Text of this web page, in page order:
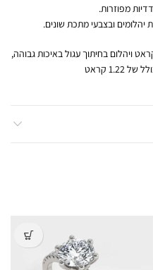
מפוזרות.
יהלומים ובצבעי מתכת שונים.
ויהלום בחיתוך עגולבאיכות גבוהה,
של1.22 קראט